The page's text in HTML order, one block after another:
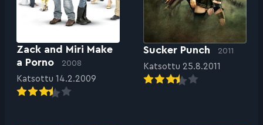
Zack and Miri Make
a Porno
2008
Katsottu 14.2.2009
Sucker Punch 2011
Katsottu 25.8.2011